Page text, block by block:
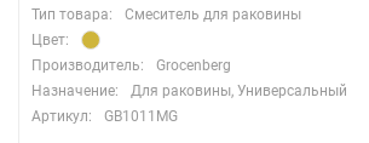
Тип товара:
Смеситель для раковины
Цвет:
Производитель:
Grocenberg
Назначение:
Для раковины, Универсальный
Артикул:
GB1011MG